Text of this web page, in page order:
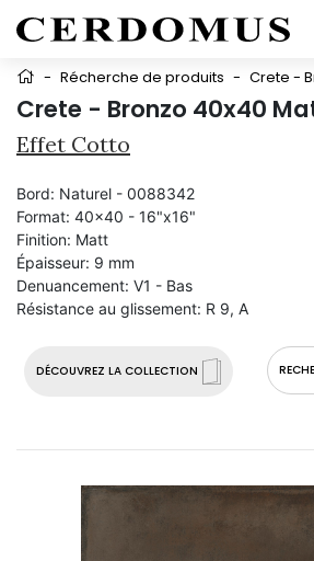
- Récherche de produits - Crete -
Crete - Bronzo 40x40
Effet Cotto
DÉCOUVREZ LA COLLECTION
Bord: Naturel - 0088342
Format: 40x40 - 16"x16"
Finition: Matt
Épaisseur: 9 mm
Denuancement: V1 - Bas
Résistance au glissement: R 9, A